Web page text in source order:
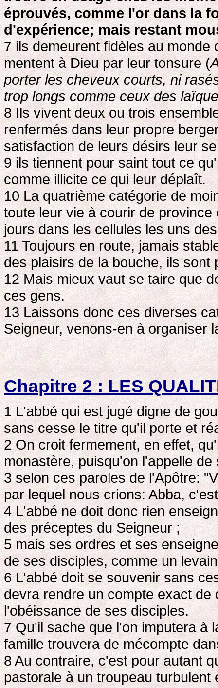
éprouvés, comme l'or dans la
d'expérience; mais restant
7 ils demeurent fidèles au
mentent à Dieu par leur tonsure (
porter les cheveux courts, ni
trop longs comme ceux des
8 Ils vivent deux ou trois
renfermés dans leur propre
satisfaction de leurs désirs leur
9 ils tiennent pour saint tout ce
comme illicite ce qui leur déplaît.
10 La quatrième catégorie de
toute leur vie à courir de
jours dans les cellules les uns
11 Toujours en route, jamais
des plaisirs de la bouche, ils
12 Mais mieux vaut se taire que
ces gens.
13 Laissons donc ces diverses
Seigneur, venons-en à organiser
Chapitre 2 : LES
1 L'abbé qui est jugé digne de
sans cesse le titre qu'il porte et
2 On croit fermement, en effet,
monastère, puisqu'on l'appelle de
3 selon ces paroles de l'Apôtre:
par lequel nous crions: Abba,
4 L'abbé ne doit donc rien
des préceptes du Seigneur ;
5 mais ses ordres et ses
de ses disciples, comme un
6 L'abbé doit se souvenir sans
devra rendre un compte exact
l'obéissance de ses disciples.
7 Qu'il sache que l'on imputera à
famille trouvera de mécompte
8 Au contraire, c'est pour autant
pastorale à un troupeau